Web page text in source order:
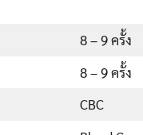
8 – 9 ครั้ง
8 – 9 ครั้ง
CBC